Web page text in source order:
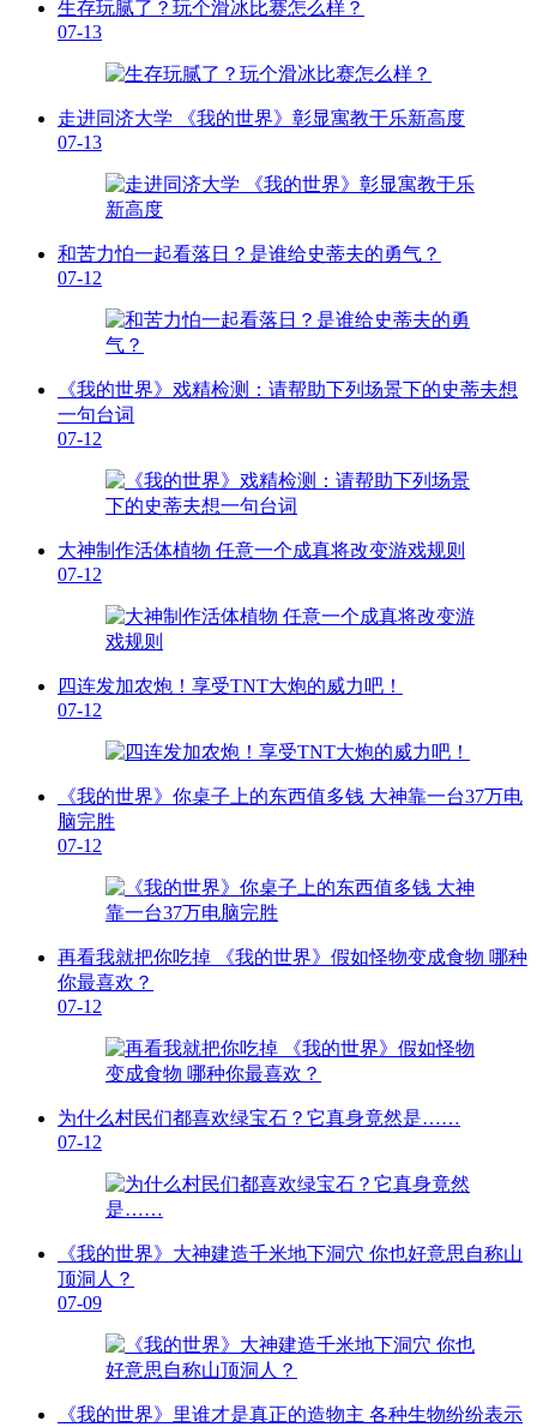
生存玩腻了？玩个滑冰比赛怎么样？
07-13
走进同济大学 《我的世界》彰显寓教于乐新高度
07-13
和苦力怕一起看落日？是谁给史蒂夫的勇气？
07-12
《我的世界》戏精检测：请帮助下列场景下的史蒂夫想
一句台词
07-12
大神制作活体植物 任意一个成真将改变游戏规则
07-12
四连发加农炮！享受TNT大炮的威力吧！
07-12
《我的世界》你桌子上的东西值多钱 大神靠一台37万电
脑完胜
07-12
再看我就把你吃掉 《我的世界》假如怪物变成食物 哪种
你最喜欢？
07-12
为什么村民们都喜欢绿宝石？它真身竟然是……
07-12
《我的世界》大神建造千米地下洞穴 你也好意思自称山
顶洞人？
07-09
《我的世界》里谁才是真正的造物主 各种生物纷纷表示